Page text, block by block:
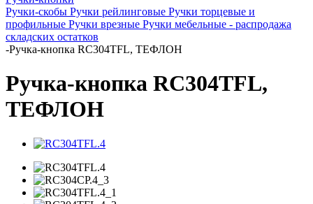
Ручки-скобы Ручки рейлинговые Ручки торцевые и
профильные Ручки врезные Ручки мебельные - распродажа
складских остатков
-Ручка-кнопка RC304TFL, ТЕФЛОН
Ручка-кнопка RC304TFL,
ТЕФЛОН